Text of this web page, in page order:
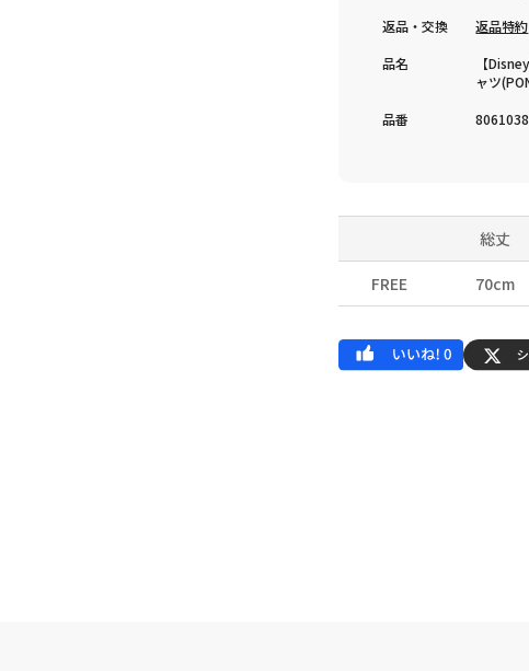
返品・交換
返品特約
品名
【
ャツ
品番
総丈
FREE 70cm